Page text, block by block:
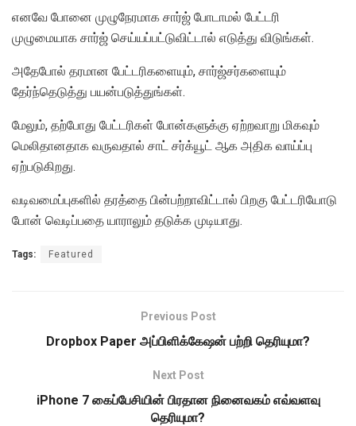
எனவே போனை முழுநேரமாக சார்ஜ் போடாமல் பேட்டரி
முழுமையாக சார்ஜ் செய்யப்பட்டுவிட்டால் எடுத்து விடுங்கள்.
அதேபோல் தரமான பேட்டரிகளையும், சார்ஜ்சர்களையும்
தேர்ந்தெடுத்து பயன்படுத்துங்கள்.
மேலும், தற்போது பேட்டரிகள் போன்களுக்கு ஏற்றவாறு மிகவும்
மெலிதானதாக வருவதால் சாட் சர்க்யூட் ஆக அதிக வாய்ப்பு
ஏற்படுகிறது.
வடிவமைப்புகளில் தரத்தை பின்பற்றாவிட்டால் பிறகு பேட்டரியோடு
போன் வெடிப்பதை யாராலும் தடுக்க முடியாது.
Tags: Featured
Previous Post
Dropbox Paper அப்பிளிக்கேஷன் பற்றி தெரியுமா?
Next Post
iPhone 7 கைப்பேசியின் பிரதான நினைவகம் எவ்வளவு
தெரியுமா?